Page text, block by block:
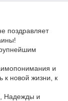
поздравляет
и
к новой жизни, к
Надежды и